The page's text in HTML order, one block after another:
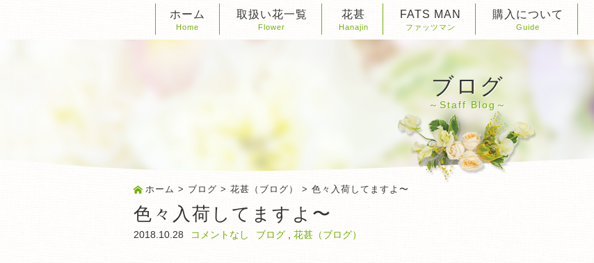
ホーム
Home
取扱い花一覧
Flower
花甚
Hanajin
FATS MAN
ファッツマン
購入について
Guide
ブログ
Staff Blog
ホーム > ブログ >花甚（ブログ） > 色々入荷してますよ〜
色々入荷してますよ〜
2018.10.28 コメントなし ブログ, 花甚（ブログ）